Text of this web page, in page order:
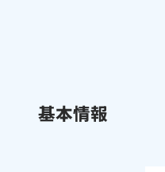
基本情報